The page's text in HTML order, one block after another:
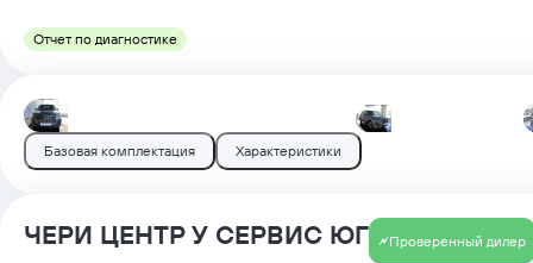
Отчет по диагностике
Базовая комплектация Характеристики
ЧЕРИ ЦЕНТР У СЕРВИС ЮГ Проверенный дилер